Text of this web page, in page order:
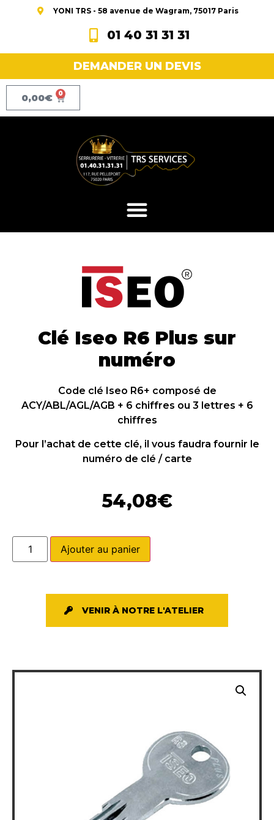
YONI TRS - 58 avenue de Wagram, 75017 Paris
01 40 31 31 31
DEMANDER UN DEVIS
0,00€ 0
Clé Iseo R6 Plus sur
numéro
Code clé Iseo R6+ composé de
ACY/ABL/AGL/AGB + 6 chiffres ou 3 lettres + 6
chiffres
Pour l’achat de cette clé, il vous faudra fournir le
numéro de clé / carte
54,08€
Ajouter au panier
VENIR À NOTRE L'ATELIER